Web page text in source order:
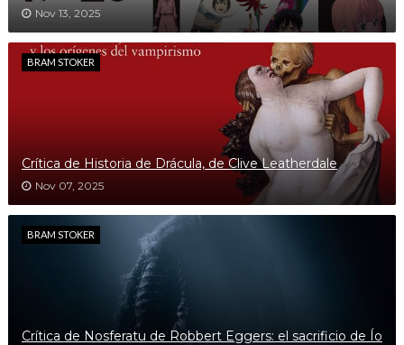
Nov 13, 2025
BRAM STOKER
Crítica de Historia de Drácula, de Clive Leatherdale
Nov 07, 2025
BRAM STOKER
Crítica de Nosferatu de Robbert Eggers: el sacrificio de Ío